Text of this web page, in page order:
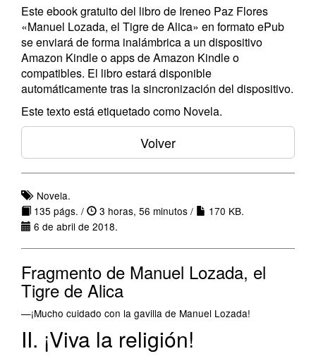
Este ebook gratuito del libro de Ireneo Paz Flores
«Manuel Lozada, el Tigre de Alica» en formato ePub
se enviará de forma inalámbrica a un dispositivo
Amazon Kindle o apps de Amazon Kindle o
compatibles. El libro estará disponible
automáticamente tras la sincronización del dispositivo.
Este texto está etiquetado como Novela.
Volver
Novela.
135 págs. /
3 horas, 56 minutos /
170 KB.
6 de abril de 2018.
Fragmento de Manuel Lozada, el
Tigre de Alica
—¡Mucho cuidado con la gavilla de Manuel Lozada!
II. ¡Viva la religión!